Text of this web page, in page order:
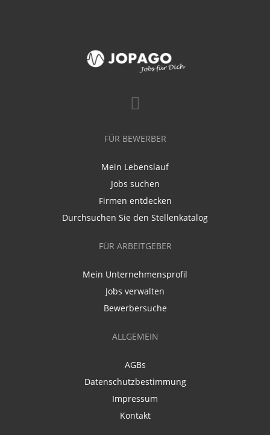
FÜR BEWERBER
Mein Lebenslauf
Jobs suchen
Firmen entdecken
Durchsuchen Sie den Stellenkatalog
FÜR ARBEITGEBER
Mein Unternehmensprofil
Jobs verwalten
Bewerbersuche
ALLGEMEIN
AGBs
Datenschutzbestimmung
Impressum
Kontakt